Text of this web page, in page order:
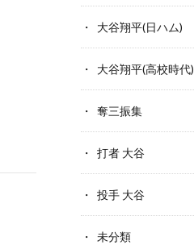
大谷翔平(日ハム)
大谷翔平(高校時代)
奪三振集
打者 大谷
投手 大谷
未分類